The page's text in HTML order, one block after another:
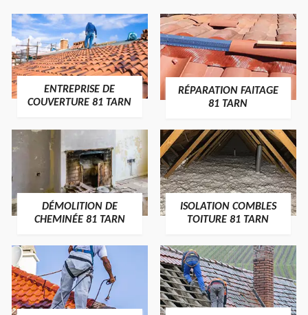
ENTREPRISE DE
COUVERTURE 81 TARN
RÉPARATION FAITAGE
81 TARN
DÉMOLITION DE
CHEMINÉE 81 TARN
ISOLATION COMBLES
TOITURE 81 TARN